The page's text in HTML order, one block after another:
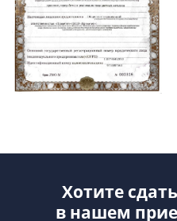
Хотите
в нашем